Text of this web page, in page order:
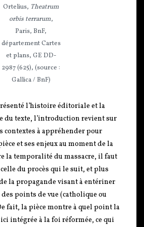
Ortelius, Theatrum
orbis terrarum,
Paris, BnF,
département Cartes
et plans, GE DD-
2987 (625), (source :
Gallica / BnF)
l’histoire éditoriale et la
du texte, l’introduction revient sur
contextes à appréhender pour
et ses enjeux au moment de la
la temporalité du massacre, il faut
du procès qui le suit, et plus
la propagande visant à entériner
des points de vue (catholique ou
fait, la pièce montre à quel point la
intégrée à la foi réformée, ce qui